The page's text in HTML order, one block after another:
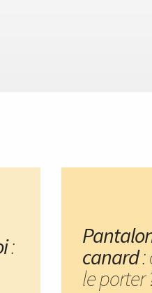
:
canard:
le porter